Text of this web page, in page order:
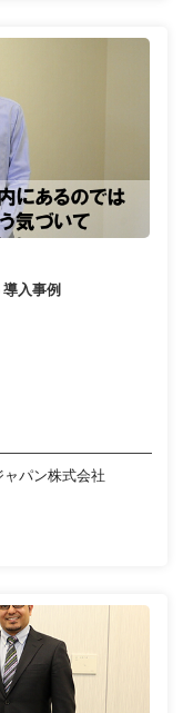
入事例
パン株式会社